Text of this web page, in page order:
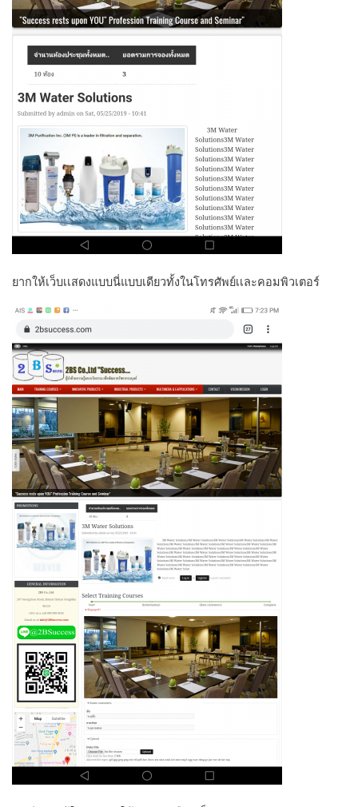
ยากให้เว็บเเสดงแบบนี่แบบเดียวทั้งในโทรศัพย์เเละคอมพิวเตอร์